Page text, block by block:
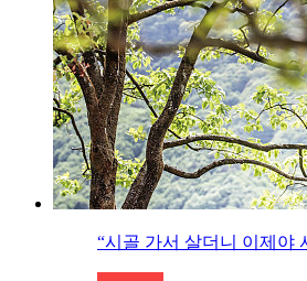
“시골 가서 살더니 이제야